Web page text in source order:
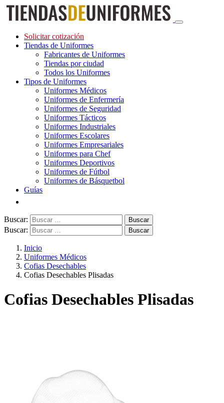
Solicitar cotización
Tiendas de Uniformes
Fabricantes de Uniformes
Tiendas por ciudad
Todos los Uniformes
Tipos de Uniformes
Uniformes Médicos
Uniformes de Enfermería
Uniformes de Seguridad
Uniformes Tácticos
Uniformes Industriales
Uniformes Escolares
Uniformes Empresariales
Uniformes para Chef
Uniformes Deportivos
Uniformes de Fútbol
Uniformes de Básquetbol
Guías
Buscar:
Buscar:
Inicio
Uniformes Médicos
Cofias Desechables
Cofias Desechables Plisadas
Cofias Desechables Plisadas